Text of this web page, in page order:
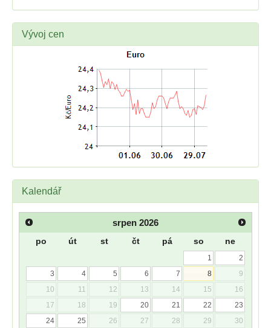
Vývoj cen
Kalendář
srpen 2026
po út st čt pá so ne
1
2
3
4 5 6 7 8
9
10
11 12 13 14 15
16
17
18 19 20 21 22
23
24
25 26 27 28 29
30